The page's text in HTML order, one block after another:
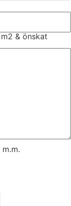
& önskat